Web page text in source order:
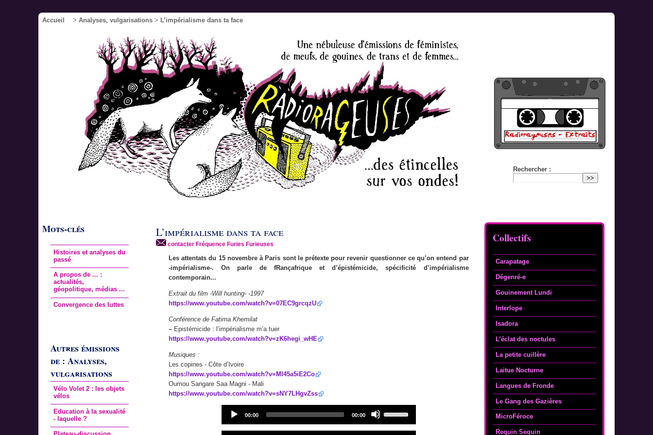
Accueil > Analyses, vulgarisations > L’impérialisme dans ta face
Rechercher :
Collectifs
Carapatage
Dégenré-e
Gouinement Lundi
Interlope
Isadora
L’éclat des noctules
La petite cuillère
Laitue Nocturne
Langues de Fronde
Le Gang des Gazières
MicroFéroce
Requin Sequin
Mots-clés
Histoires et analyses du
passé
A propos de ... :
actualités,
géopolitique, médias ...
Convergence des luttes
Autres émissions
de : Analyses,
vulgarisations
Vélo Volet 2 : les objets
vélos
Education à la sexualité
- laquelle ?
L’impérialisme dans ta face
contacter Fréquence Furies Furieuses
Les attentats du 15 novembre à Paris sont le prétexte pour revenir questionner ce qu’on entend par
-impérialisme-. On parle de fRançafrique et d’épistémicide, spécificité d’impérialisme
contemporain...
Extrait du film -Will hunting- -1997
https://www.youtube.com/watch?v=07EC9grcqzU
Conférence de Fatima Khemilat
– Epistémicide : l’impérialisme m’a tuer
https://www.youtube.com/watch?v=zK6hegi_wHE
Musiques :
Les copines - Côte d’Ivoire
https://www.youtube.com/watch?v=Ml45a5iE2Co
Oumou Sangare Saa Magni - Mali
https://www.youtube.com/watch?v=sNY7LHgvZss
Audio
Player
Current
00:00
Total
00:00
Up/Down